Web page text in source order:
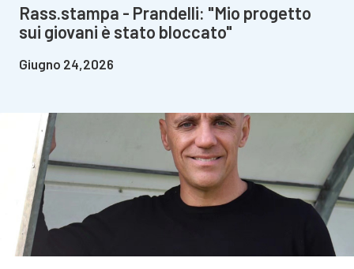
Rass.stampa - Prandelli: "Mio progetto
sui giovani è stato bloccato"
Giugno 24,2026